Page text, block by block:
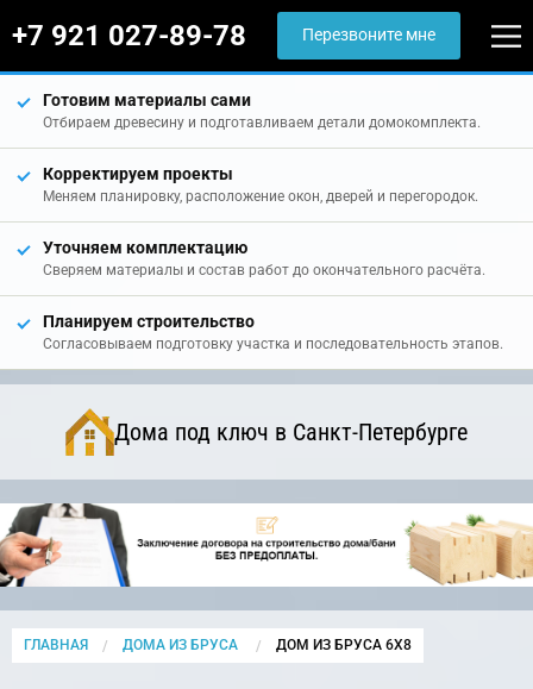
+7 921 027-89-78 Перезвоните мне
Готовим материалы сами
Отбираем древесину и подготавливаем детали домокомплекта.
Корректируем проекты
Меняем планировку, расположение окон, дверей и перегородок.
Уточняем комплектацию
Сверяем материалы и состав работ до окончательного расчёта.
Планируем строительство
Согласовываем подготовку участка и последовательность этапов.
Дома под ключ в Санкт-Петербурге
ГЛАВНАЯ ДОМА ИЗ БРУСА CURRENT:
ДОМ ИЗ БРУСА 6Х8